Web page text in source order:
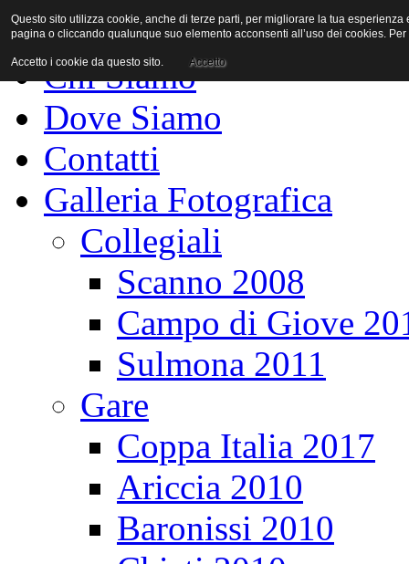
Home Page
Chi Siamo
Dove Siamo
Contatti
Galleria Fotografica
Collegiali
Scanno 2008
Campo di Giove
Sulmona 2011
Gare
Coppa Italia 2017
Ariccia 2010
Baronissi 2010
Questo sito utilizza cookie, anche di terze parti, per migliorare la tua
pagina o cliccando qualunque suo elemento acconsenti all’uso dei cookies.
Accetto i cookie da questo sito. Accetto